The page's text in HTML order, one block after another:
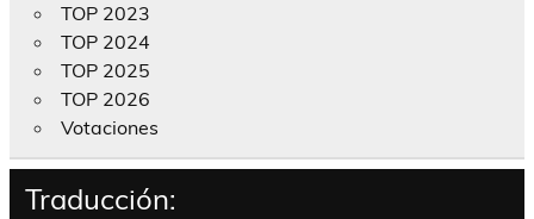
TOP 2023
TOP 2024
TOP 2025
TOP 2026
Votaciones
Traducción: